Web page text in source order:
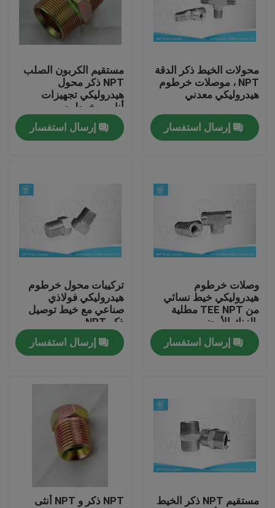
معلومات عنا
مراقبة الجودة
اتصل بنا
تركيبات نهاية خرطوم هيدروليكي
تركيبات خرطوم هيدروليكي
محولات الخيط ذكر الدقة
NPT ، موصلات خرطوم
هيدروليكي معدني
إرسال استفسار
مستقيم الكربون الصلب
NPT ذكر محول
هيدروليكي تجهيزات
أنابيب خرطوم
هيدروليكي
إرسال استفسار
وصلات خرطوم
هيدروليكي خيط نسائي
من TEE NPT مطلية
بالزنك الأبيض
إرسال استفسار
تركيبات محول خرطوم
هيدروليكي فولاذي
صناعي مع خيط توصيل
ذكر NPT
إرسال استفسار
مستقيم NPT ذكر الخيط
NPT ذكر و NPT أنثى